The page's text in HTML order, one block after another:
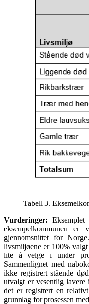
Tabell 3.
Vurderinger:
eksempelkommunen
gjennomsnittet for
livsmiljøene er 100%
lite å velge i under
Sammenlignet med
ikke registrert stående
utvalgt er vesentlig lavere
det er registrert en
grunnlag for prosessen